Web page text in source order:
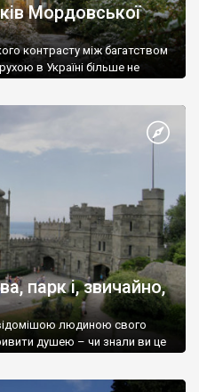
Мордовської
контрасту між багатством
в Україні більше не
парк і, звичайно,
людиною свого
душею – чи знали ви це